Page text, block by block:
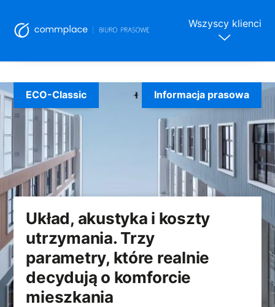
to
content
Wszyscy klienci
Układ, akustyka i koszty
utrzymania. Trzy
parametry, które realnie
decydują o komforcie
mieszkania
ECO-Classic Informacja prasowa